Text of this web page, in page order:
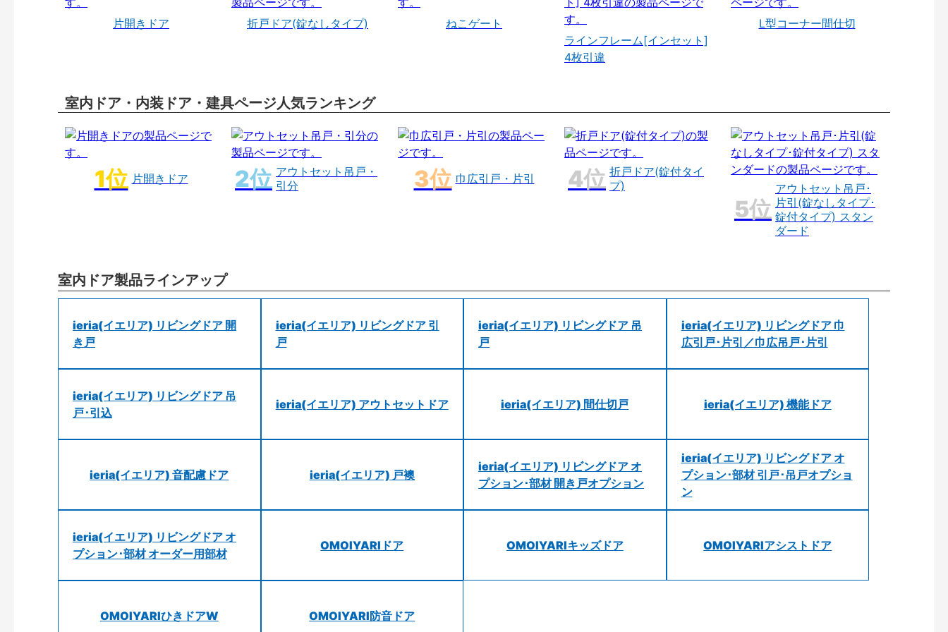
片開きドア 折戸ドア(錠なしタイプ)
ねこゲート
ラインフレーム[インセット]
4枚引違
L型コーナー間仕切
室内ドア・内装ドア・建具ページ人気ランキング
片開きドア
アウトセット吊戸・
引分
巾広引戸・片引
折戸ドア(錠付タイ
プ)
アウトセット吊戸･
片引(錠なしタイプ･
錠付タイプ) スタン
ダード
室内ドア製品ラインアップ
ieria(イエリア) リビングドア 開
き戸
ieria(イエリア) リビングドア 引
戸
ieria(イエリア) リビングドア 吊
戸
ieria(イエリア) リビングドア 巾
広引戸･片引／巾広吊戸･片引
ieria(イエリア) リビングドア 吊
戸･引込
ieria(イエリア) アウトセットドア ieria(イエリア) 間仕切戸 ieria(イエリア) 機能ドア
ieria(イエリア) 音配慮ドア ieria(イエリア) 戸襖
ieria(イエリア) リビングドア オ
プション･部材 開き戸オプション
ieria(イエリア) リビングドア オ
プション･部材 引戸･吊戸オプショ
ン
ieria(イエリア) リビングドア オ
プション･部材 オーダー用部材
OMOIYARIドア OMOIYARIキッズドア OMOIYARIアシストドア
OMOIYARIひきドアW OMOIYARI防音ドア